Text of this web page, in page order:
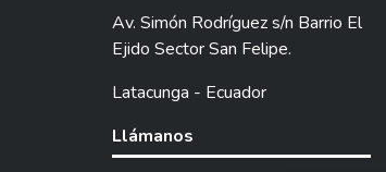
Av. Simón Rodríguez s/n Barrio El
Ejido Sector San Felipe.
Latacunga - Ecuador
Llámanos